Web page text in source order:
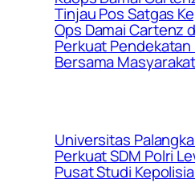
Tinjau Pos Satgas
Ops Damai Cartenz
Perkuat Pendekatan
Bersama Masyarakat
Universitas
Perkuat SDM Polri
Pusat Studi